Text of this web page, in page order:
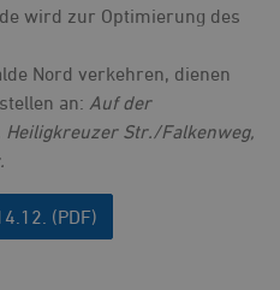
wird zur Optimierung des
Nord verkehren, dienen
an: Auf der
Heiligkreuzer Str./Falkenweg,
(PDF)